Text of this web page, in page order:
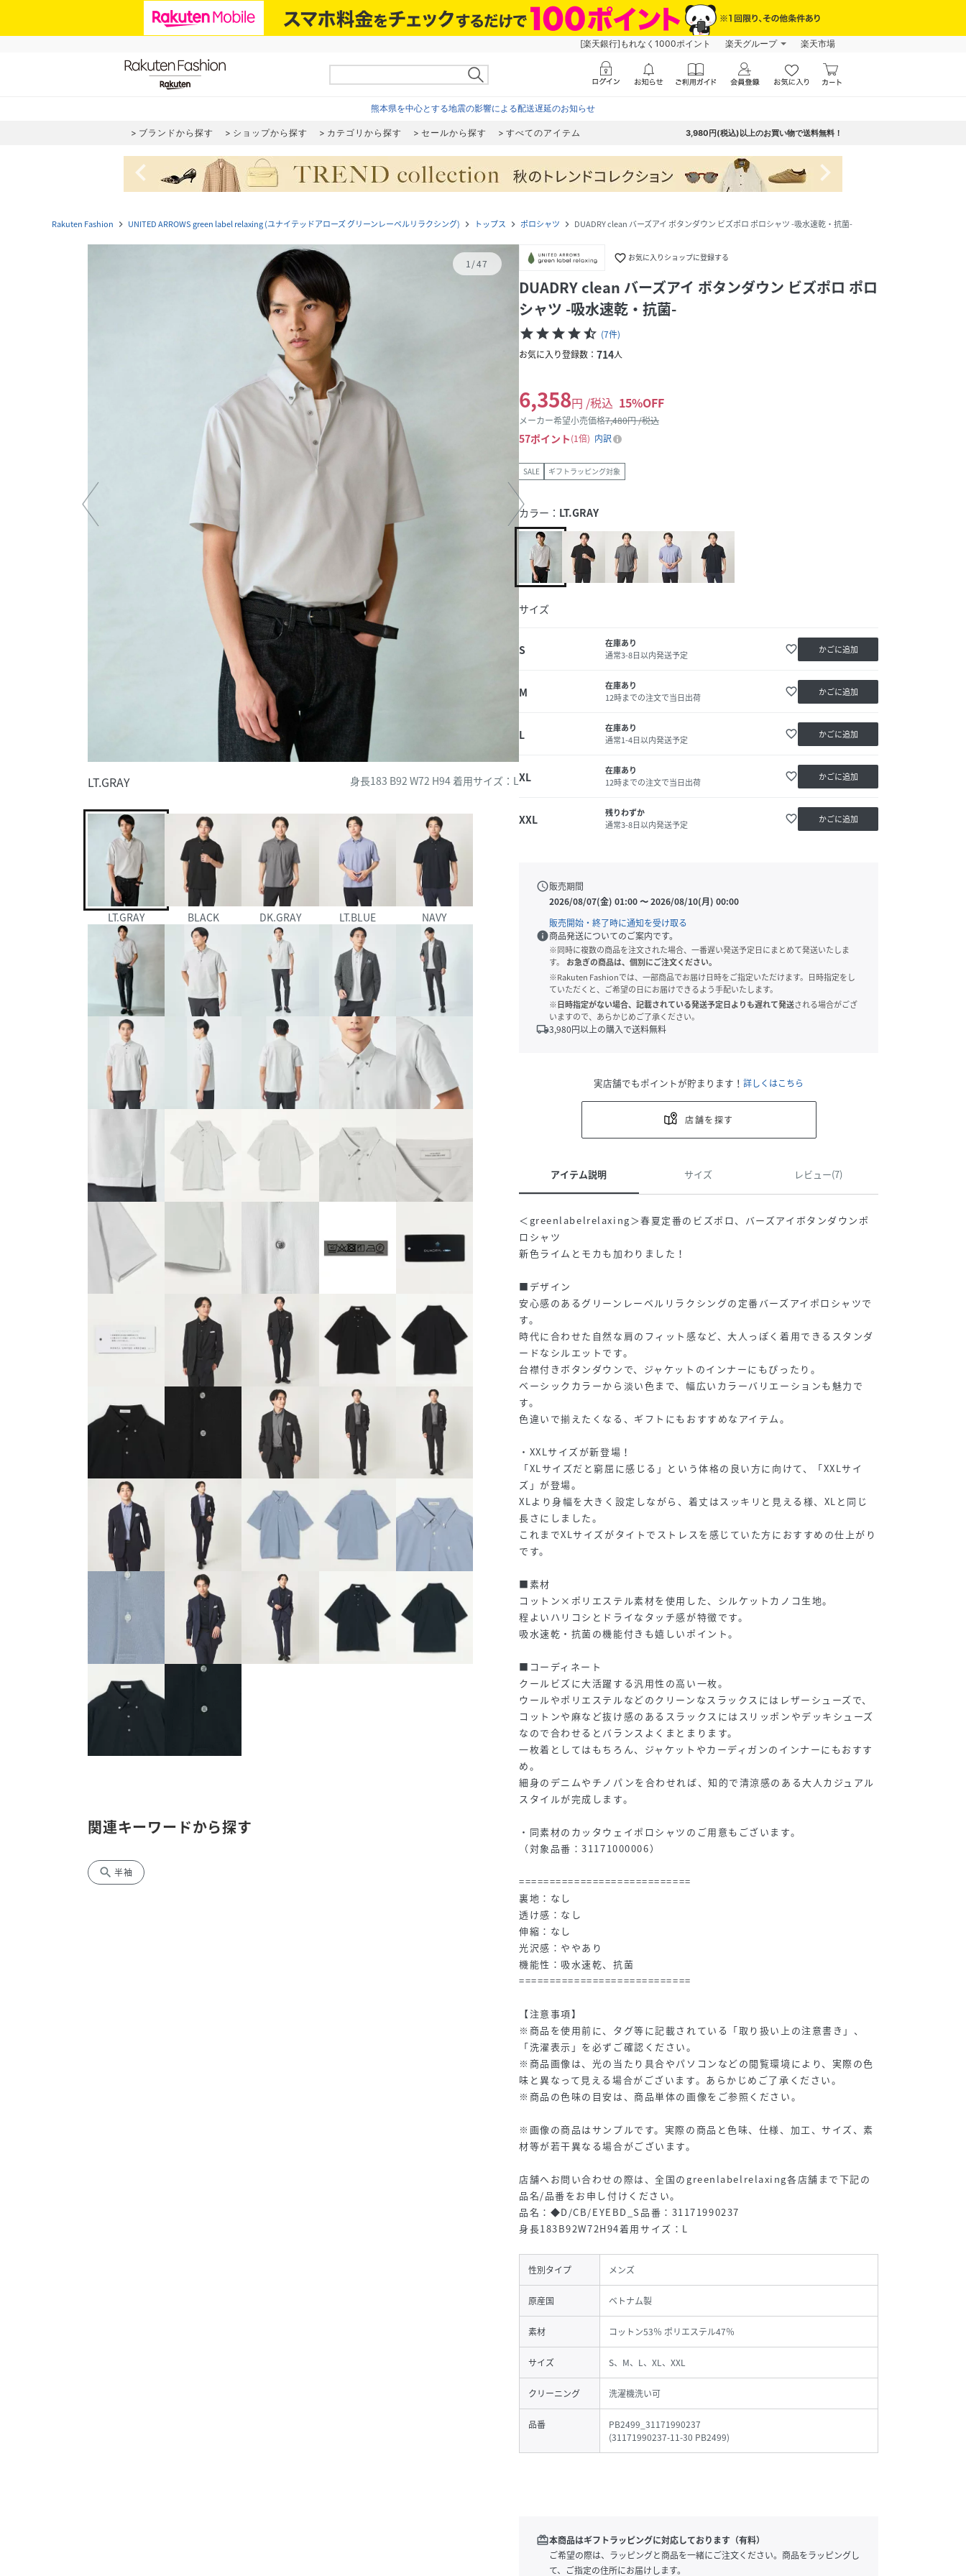
[楽天銀行]もれなく1000ポイント 楽天グループ 楽天市場
熊本県を中心とする地震の影響による配送遅延のお知らせ
ブランドから探す ショップから探す カテゴリから探す セールから探す すべてのアイテム 3,980円(税込)以上のお買い物で送料無料！
navigate_before navigate_next
Rakuten Fashion navigate_next UNITED ARROWS green label relaxing (ユナイテッドアローズ グリーンレーベルリラクシング) navigate_next トップス navigate_next ポロシャツ navigate_next DUADRY clean バーズアイ ボタンダウン ビズポロ ポロシャツ -吸水速乾・抗菌-
1/47
LT.GRAY 身長183 B92 W72 H94 着用サイズ：L
LT.GRAY BLACK DK.GRAY LT.BLUE NAVY
関連キーワードから探す
search 半袖
favorite_border お気に入りショップに登録する
DUADRY clean バーズアイ ボタンダウン ビズポロ ポロ
シャツ -吸水速乾・抗菌-
starstarstarstarstar_half (7件)
お気に入り登録数： 714人
6,358円 /税込 15%OFF
メーカー希望小売価格7,480円 /税込
57ポイント 1倍 内訳
SALE ギフトラッピング対象
カラー： LT.GRAY
サイズ
S
在庫あり
通常3-8日以内発送予定
favorite_border かごに追加
M
在庫あり
12時までの注文で当日出荷
favorite_border かごに追加
L
在庫あり
通常1-4日以内発送予定
favorite_border かごに追加
XL
在庫あり
12時までの注文で当日出荷
favorite_border かごに追加
XXL
残りわずか
通常3-8日以内発送予定
favorite_border かごに追加
schedule販売期間
2026/08/07(金) 01:00〜2026/08/10(月) 00:00
販売開始・終了時に通知を受け取る
info商品発送についてのご案内です。
※同時に複数の商品を注文された場合、一番遅い発送予定日にまとめて発送いたしま
す。
お急ぎの商品は、個別にご注文ください。
※Rakuten Fashionでは、一部商品でお届け日時をご指定いただけます。日時指定をし
ていただくと、ご希望の日にお届けできるよう手配いたします。
※日時指定がない場合、記載されている発送予定日よりも遅れて発送される場合がござ
いますので、あらかじめご了承ください。
local_shipping3,980円以上の購入で送料無料
実店舗でもポイントが貯まります！ 詳しくはこちら
店舗を探す
アイテム説明 サイズ レビュー(7)
＜greenlabelrelaxing＞春夏定番のビズポロ、バーズアイボタンダウンポ
ロシャツ
新色ライムとモカも加わりました！
■デザイン
安心感のあるグリーンレーベルリラクシングの定番バーズアイポロシャツで
す。
時代に合わせた自然な肩のフィット感など、大人っぽく着用できるスタンダ
ードなシルエットです。
台襟付きボタンダウンで、ジャケットのインナーにもぴったり。
ベーシックカラーから淡い色まで、幅広いカラーバリエーションも魅力で
す。
色違いで揃えたくなる、ギフトにもおすすめなアイテム。
・XXLサイズが新登場！
「XLサイズだと窮屈に感じる」という体格の良い方に向けて、「XXLサイ
ズ」が登場。
XLより身幅を大きく設定しながら、着丈はスッキリと見える様、XLと同じ
長さにしました。
これまでXLサイズがタイトでストレスを感じていた方におすすめの仕上がり
です。
■素材
コットン×ポリエステル素材を使用した、シルケットカノコ生地。
程よいハリコシとドライなタッチ感が特徴です。
吸水速乾・抗菌の機能付きも嬉しいポイント。
■コーディネート
クールビズに大活躍する汎用性の高い一枚。
ウールやポリエステルなどのクリーンなスラックスにはレザーシューズで、
コットンや麻など抜け感のあるスラックスにはスリッポンやデッキシューズ
なので合わせるとバランスよくまとまります。
一枚着としてはもちろん、ジャケットやカーディガンのインナーにもおすす
め。
細身のデニムやチノパンを合わせれば、知的で清涼感のある大人カジュアル
スタイルが完成します。
・同素材のカッタウェイポロシャツのご用意もございます。
（対象品番：31171000006）
============================
裏地：なし
透け感：なし
伸縮：なし
光沢感：ややあり
機能性：吸水速乾、抗菌
============================
【注意事項】
※商品を使用前に、タグ等に記載されている「取り扱い上の注意書き」、
「洗濯表示」を必ずご確認ください。
※商品画像は、光の当たり具合やパソコンなどの閲覧環境により、実際の色
味と異なって見える場合がございます。あらかじめご了承ください。
※商品の色味の目安は、商品単体の画像をご参照ください。
※画像の商品はサンプルです。実際の商品と色味、仕様、加工、サイズ、素
材等が若干異なる場合がございます。
店舗へお問い合わせの際は、全国のgreenlabelrelaxing各店舗まで下記の
品名/品番をお申し付けください。
品名：◆D/CB/EYEBD_S品番：31171990237
身長183B92W72H94着用サイズ：L
性別タイプ メンズ
原産国 ベトナム製
素材 コットン53％ ポリエステル47％
サイズ S、M、L、XL、XXL
クリーニング 洗濯機洗い可
品番
PB2499_31171990237
(31171990237-11-30 PB2499)
redeem本商品はギフトラッピングに対応しております（有料）
ご希望の際は、ラッピングと商品を一緒にご注文ください。商品をラッピングし
て、ご指定の住所にお届けします。